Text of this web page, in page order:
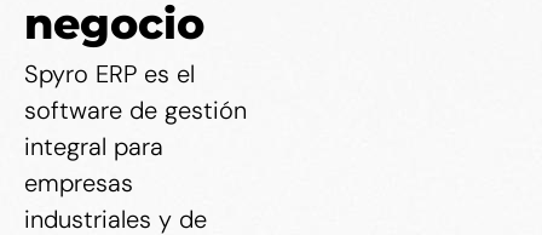
negocio
Spyro ERP es el
software de gestión
integral para
empresas
industriales y de